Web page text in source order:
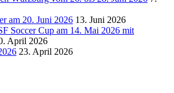
am 20. Juni 2026 13. Juni 2026
Soccer Cup am 14. Mai 2026 mit
April 2026
23. April 2026